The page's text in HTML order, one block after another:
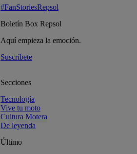
#FanStoriesRepsol
Boletín Box Repsol
Aquí empieza la emoción.
Suscríbete
Secciones
Tecnología
Vive tu moto
Cultura Motera
De leyenda
Último